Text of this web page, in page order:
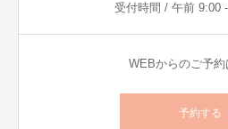
受付時間 / 午前 9:00
WEBからのご予約
予約する